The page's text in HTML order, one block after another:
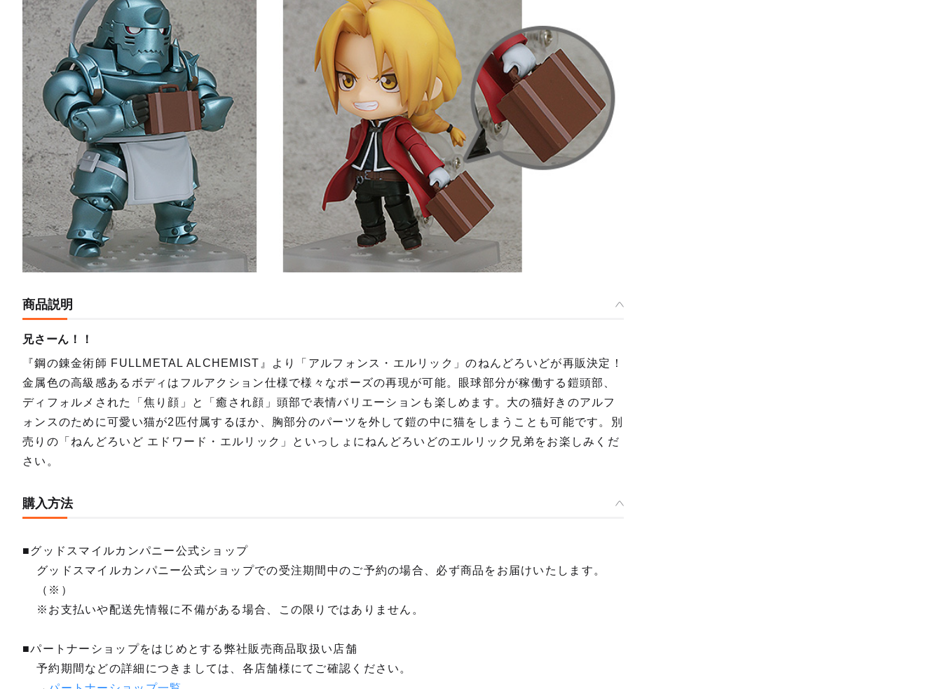
商品説明
兄さーん！！
『鋼の錬金術師 FULLMETAL ALCHEMIST』より「アルフォンス・エルリック」のねんどろいどが再販決定！
金属色の高級感あるボディはフルアクション仕様で様々なポーズの再現が可能。眼球部分が稼働する鎧頭部、
ディフォルメされた「焦り顔」と「癒され顔」頭部で表情バリエーションも楽しめます。大の猫好きのアルフ
ォンスのために可愛い猫が2匹付属するほか、胸部分のパーツを外して鎧の中に猫をしまうことも可能です。別
売りの「ねんどろいど エドワード・エルリック」といっしょにねんどろいどのエルリック兄弟をお楽しみくだ
さい。
購入方法
■グッドスマイルカンパニー公式ショップ
グッドスマイルカンパニー公式ショップでの受注期間中のご予約の場合、必ず商品をお届けいたします。
（※）
※お支払いや配送先情報に不備がある場合、この限りではありません。
■パートナーショップをはじめとする弊社販売商品取扱い店舗
予約期間などの詳細につきましては、各店舗様にてご確認ください。